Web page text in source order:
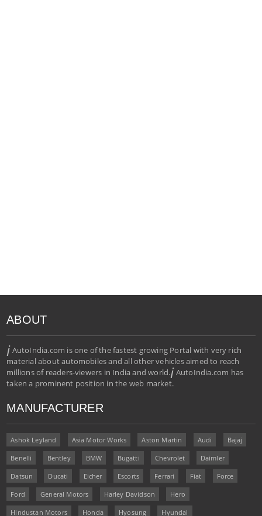
ABOUT
iAutoIndia.com is one of the fastest growing Portal with very rich
material about automobiles and all other vehicles aimed to reach
millions of readers-viewers in India and world.iAutoIndia.com has
taken a prominent position in the web market.
MANUFACTURER
Ashok Leyland Asia Motor Works Aston Martin Audi Bajaj
Benelli Bentley BMW Bugatti Chevrolet Daimler
Datsun Ducati Eicher Escorts Ferrari Fiat Force
Ford General Motors Harley Davidson Hero
Hindustan Motors Honda Hyosung Hyundai